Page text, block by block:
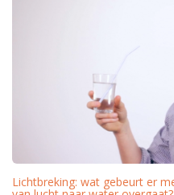
Lichtbreking: wat gebeurt er